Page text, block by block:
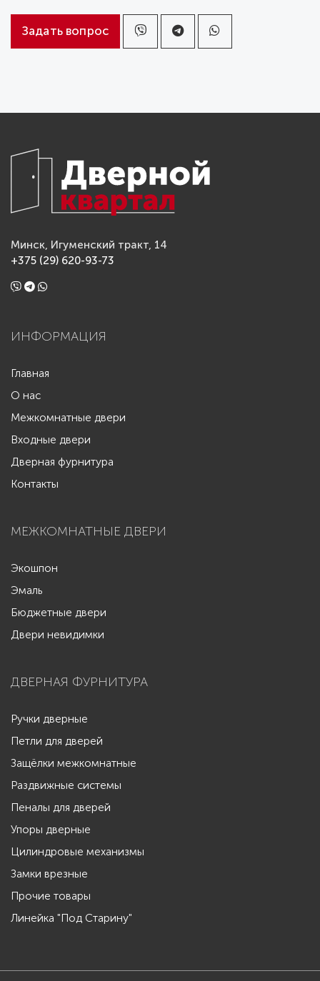
Задать вопрос
Минск, Игуменский тракт, 14
+375 (29) 620-93-73
ИНФОРМАЦИЯ
Главная
О нас
Межкомнатные двери
Входные двери
Дверная фурнитура
Контакты
МЕЖКОМНАТНЫЕ ДВЕРИ
Экошпон
Эмаль
Бюджетные двери
Двери невидимки
ДВЕРНАЯ ФУРНИТУРА
Ручки дверные
Петли для дверей
Защёлки межкомнатные
Раздвижные системы
Пеналы для дверей
Упоры дверные
Цилиндровые механизмы
Замки врезные
Прочие товары
Линейка "Под Старину"